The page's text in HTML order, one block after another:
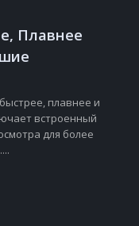
Плавнее
плавнее и
встроенный
для более